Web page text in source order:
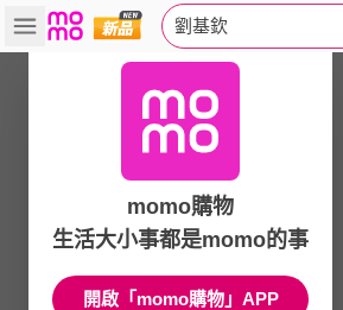
劉基欽
momo購物
生活大小事都是momo的事
開啟「momo購物」APP